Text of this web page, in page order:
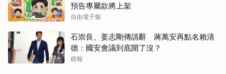
預告專屬款將上架
自由電子報
石崇良、姜志剛傳請辭 蔣萬安再點名賴清
德：國安會議到底開了沒？
鏡報